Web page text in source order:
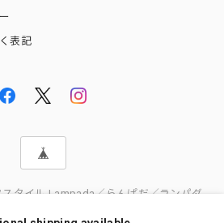
表記
タイル Lampada／らんぱだ／ランパダ